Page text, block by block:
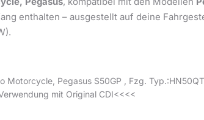
enthalten – ausgestellt auf deine
Pegasus S50GP , Fzg.
mit Original CDI<<<<